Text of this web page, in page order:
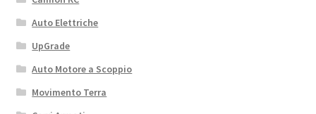
Auto Elettriche
UpGrade
Auto Motore a Scoppio
Movimento Terra